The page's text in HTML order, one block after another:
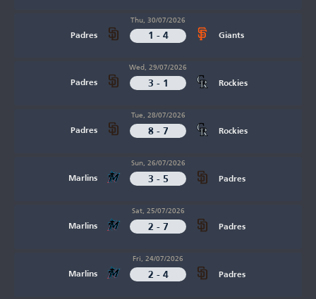
Padres
Thu, 30/07/2026
1 - 4 Giants
Padres
Wed, 29/07/2026
3 - 1 Rockies
Padres
Tue, 28/07/2026
8 - 7 Rockies
Marlins
Sun, 26/07/2026
3 - 5 Padres
Marlins
Sat, 25/07/2026
2 - 7 Padres
Marlins
Fri, 24/07/2026
2 - 4 Padres